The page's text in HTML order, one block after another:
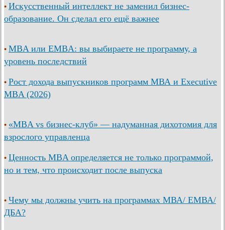
• Искусственный интеллект не заменил бизнес-
образование. Он сделал его ещё важнее
• MBA или EMBA: вы выбираете не программу, а
уровень последствий
• Рост дохода выпускников программ МВА и Executive
MBA (2026)
• «MBA vs бизнес-клуб» — надуманная дихотомия для
взрослого управленца
• Ценность MBA определяется не только программой,
но и тем, что происходит после выпуска
• Чему мы должны учить на программах МВА/ ЕМВА/
ДБА?